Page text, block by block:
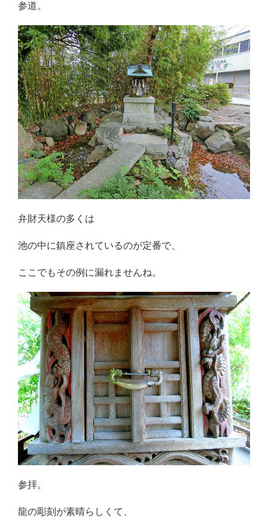
参道。
弁財天様の多くは
池の中に鎮座されているのが定番で、
ここでもその例に漏れませんね。
参拝。
龍の彫刻が素晴らしくて、